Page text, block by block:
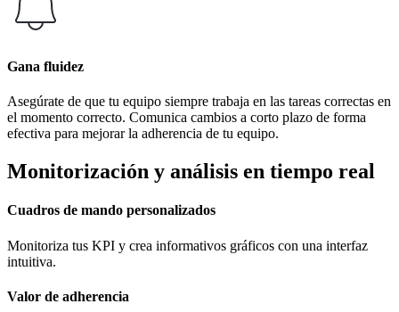
Gana fluidez
Asegúrate de que tu equipo siempre trabaja en las tareas correctas en
el momento correcto. Comunica cambios a corto plazo de forma
efectiva para mejorar la adherencia de tu equipo.
Monitorización y análisis en tiempo real
Cuadros de mando personalizados
Monitoriza tus KPI y crea informativos gráficos con una interfaz
intuitiva.
Valor de adherencia